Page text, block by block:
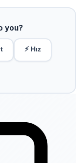
you?
⚡ Hız